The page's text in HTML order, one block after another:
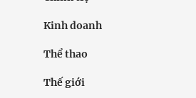
Kinh doanh
Thể thao
Thế giới